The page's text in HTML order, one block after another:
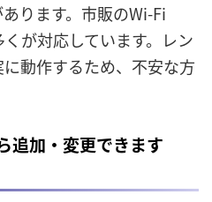
ります。市販のWi-Fi
が対応しています。レン
動作するため、不安な方
追加・変更できます